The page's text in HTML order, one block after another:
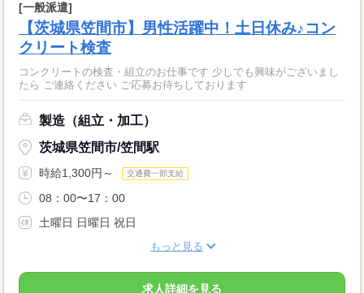
[一般派遣]
【茨城県笠間市】男性活躍中！土日休み♪コン
クリート検査
コンクリートの検査・組立のお仕事です 少しでも興味がございまし
たら ご連絡ください ご応募お待ちしております
製造（組立・加工）
茨城県笠間市/笠間駅
時給1,300円～ 交通費一部支給
08：00〜17：00
土曜日 日曜日 祝日
もっと見る
求人詳細を見る